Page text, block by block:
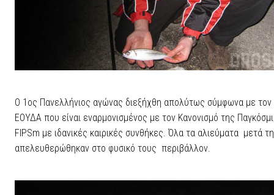
Ο 1ος Πανελλήνιος αγώνας διεξήχθη απολύτως σύμφωνα με τον
ΕΟΥΔΑ που είναι εναρμονισμένος με τον Κανονισμό της
FIPSm με ιδανικές καιρικές συνθήκες. Όλα τα αλιεύματα μετά
απελευθερώθηκαν στο φυσικό τους περιβάλλον.